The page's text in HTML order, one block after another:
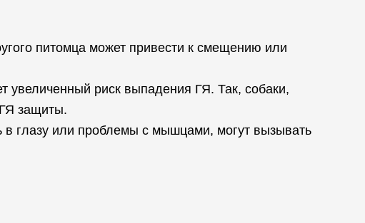
питомца может привести к смещению или
увеличенный риск выпадения ГЯ. Так, собаки,
защиты.
в глазу или проблемы с мышцами, могут вызывать